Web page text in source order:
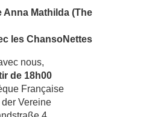
Anna Mathilda (The
les ChansoNettes
nous,
de 18h00
Française
der Vereine